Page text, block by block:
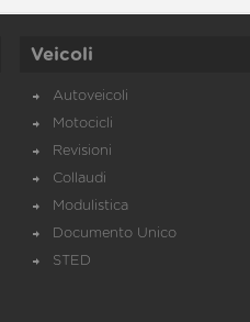
Veicoli
Autoveicoli
Motocicli
Revisioni
Collaudi
Modulistica
Documento Unico
STED